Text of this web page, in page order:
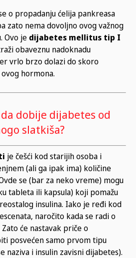
o propadanju ćelija pankreasa
zato nema dovoljno ovog važnog
Ovo je dijabetes mellitus tip I
obaveznu nadoknadu
vrlo brzo dolazi do skoro
hormona.
dobije dijabetes od
slatkiša?
je češći kod starijih osoba i
(ali ga ipak ima) količine
se (bar za neko vreme) mogu
tableta ili kapsula) koji pomažu
insulina. Iako je ređi kod
naročito kada se radi o
će nastavak priče o
posvećen samo prvom tipu
naziva i insulin zavisni dijabetes).